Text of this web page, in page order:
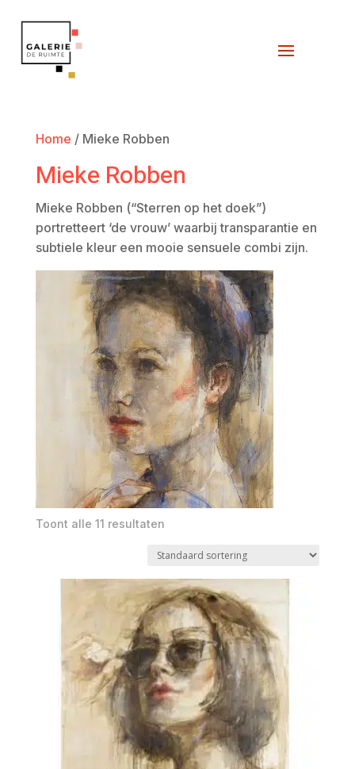
Home / Mieke Robben
Mieke Robben
Mieke Robben (“Sterren op het doek”)
portretteert ‘de vrouw’ waarbij transparantie en
subtiele kleur een mooie sensuele combi zijn.
Toont alle 11 resultaten